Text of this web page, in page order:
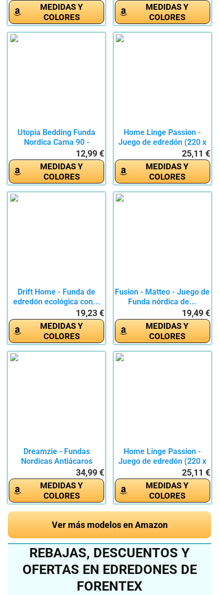
MEDIDAS Y
COLORES
MEDIDAS Y
COLORES
Utopia Bedding Funda
Nordica Cama 90 -
Microfibra...12,99 €
MEDIDAS Y
COLORES
Home Linge Passion -
Juego de edredón (220 x
25,11 €
MEDIDAS Y
COLORES
Drift Home - Funda de
edredón ecológica con...
19,23 €
MEDIDAS Y
COLORES
Fusion - Matteo - Juego de
Funda nórdica de...
19,49 €
MEDIDAS Y
COLORES
Dreamzie - Fundas
Nordicas Antiácaros
220x240 cm...34,99 €
MEDIDAS Y
COLORES
Home Linge Passion -
Juego de edredón (220 x
25,11 €
MEDIDAS Y
COLORES
Ver más modelos en Amazon
REBAJAS, DESCUENTOS Y
OFERTAS EN EDREDONES DE
FORENTEX